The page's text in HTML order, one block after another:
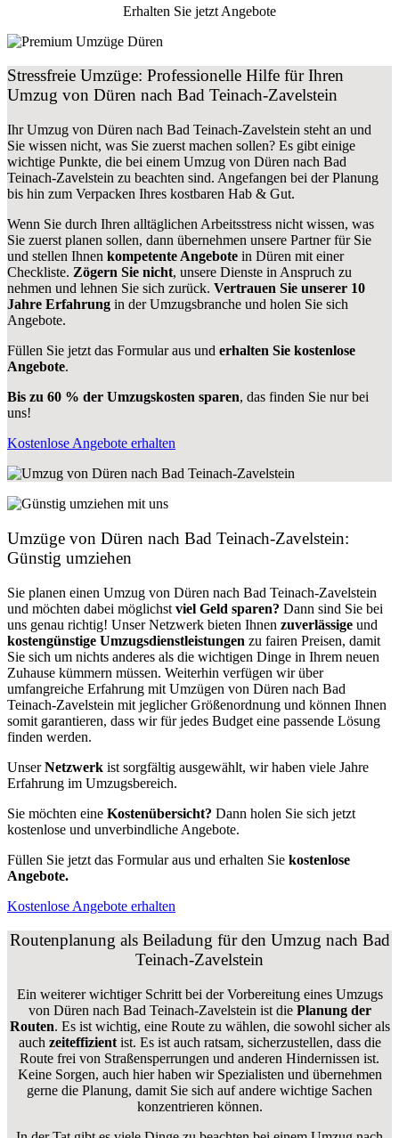
Erhalten Sie jetzt Angebote
Stressfreie Umzüge: Professionelle Hilfe für Ihren
Umzug von Düren nach Bad Teinach-Zavelstein
Ihr Umzug von Düren nach Bad Teinach-Zavelstein steht an und
Sie wissen nicht, was Sie zuerst machen sollen? Es gibt einige
wichtige Punkte, die bei einem Umzug von Düren nach Bad
Teinach-Zavelstein zu beachten sind. Angefangen bei der Planung
bis hin zum Verpacken Ihres kostbaren Hab & Gut.
Wenn Sie durch Ihren alltäglichen Arbeitsstress nicht wissen, was
Sie zuerst planen sollen, dann übernehmen unsere Partner für Sie
und stellen Ihnen kompetente Angebote in Düren mit einer
Checkliste. Zögern Sie nicht, unsere Dienste in Anspruch zu
nehmen und lehnen Sie sich zurück. Vertrauen Sie unserer 10
Jahre Erfahrung in der Umzugsbranche und holen Sie sich
Angebote.
Füllen Sie jetzt das Formular aus und erhalten Sie kostenlose
Angebote.
Bis zu 60 % der Umzugskosten sparen, das finden Sie nur bei
uns!
Kostenlose Angebote erhalten
Umzüge von Düren nach Bad Teinach-Zavelstein:
Günstig umziehen
Sie planen einen Umzug von Düren nach Bad Teinach-Zavelstein
und möchten dabei möglichst viel Geld sparen? Dann sind Sie bei
uns genau richtig! Unser Netzwerk bieten Ihnen zuverlässige und
kostengünstige Umzugsdienstleistungen zu fairen Preisen, damit
Sie sich um nichts anderes als die wichtigen Dinge in Ihrem neuen
Zuhause kümmern müssen. Weiterhin verfügen wir über
umfangreiche Erfahrung mit Umzügen von Düren nach Bad
Teinach-Zavelstein mit jeglicher Größenordnung und können Ihnen
somit garantieren, dass wir für jedes Budget eine passende Lösung
finden werden.
UnserNetzwerk ist sorgfältig ausgewählt, wir haben viele Jahre
Erfahrung im Umzugsbereich.
Sie möchten eine Kostenübersicht? Dann holen Sie sich jetzt
kostenlose und unverbindliche Angebote.
Füllen Sie jetzt das Formular aus und erhalten Sie kostenlose
Angebote.
Kostenlose Angebote erhalten
Routenplanung als Beiladung für den Umzug nach Bad
Teinach-Zavelstein
Ein weiterer wichtiger Schritt bei der Vorbereitung eines Umzugs
von Düren nach Bad Teinach-Zavelstein ist diePlanung der
Routen. Es ist wichtig, eine Route zu wählen, die sowohl sicher als
auch zeiteffizientist. Es ist auch ratsam, sicherzustellen, dass die
Route frei von Straßensperrungen und anderen Hindernissen ist.
Keine Sorgen, auch hier haben wir Spezialisten und übernehmen
gerne die Planung, damit Sie sich auf andere wichtige Sachen
konzentrieren können.